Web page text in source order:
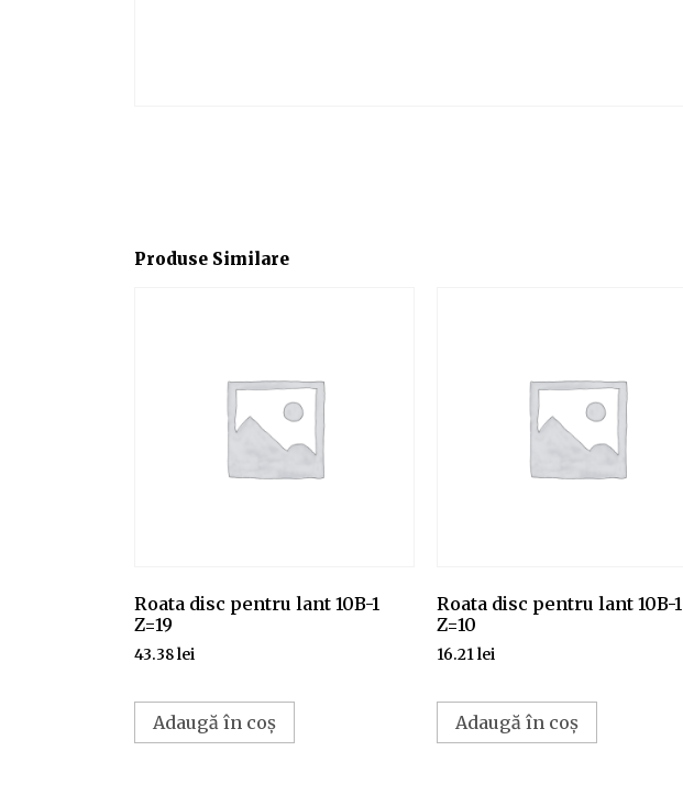
Produse Similare
Roata disc pentru lant 10B-1
Z=19
43.38lei
Adaugă în coș
Roata disc pentru lant 10B-1
Z=10
16.21lei
Adaugă în coș